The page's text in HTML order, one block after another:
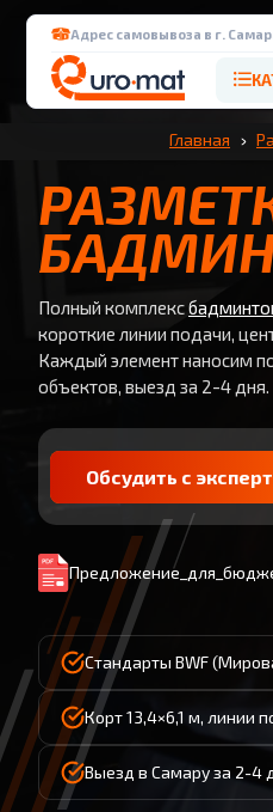
Адрес самовывоза в г.
Главная
Полный комплекс
короткие линии подачи,
Каждый элемент наносим
объектов, выезд за 2-4 дня.
Обсудить с
Стандарты BWF
Корт 13,4×6,1 м, линии
Выезд в Самару за 2-4